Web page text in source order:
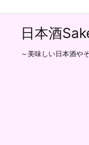
日本酒
～美味しい日本酒や